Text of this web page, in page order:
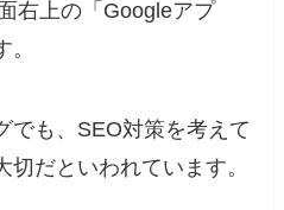
右上の「Googleアプ
でも、SEO対策を考えて
だといわれています。